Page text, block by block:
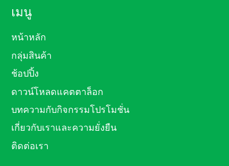
เมนู
หน้าหลัก
กลุ่มสินค้า
ช้อปปิ้ง
ดาวน์โหลดแคตตาล็อก
บทความกับกิจกรรมโปรโมชั่น
เกี่ยวกับเราและความยั่งยืน
ติดต่อเรา